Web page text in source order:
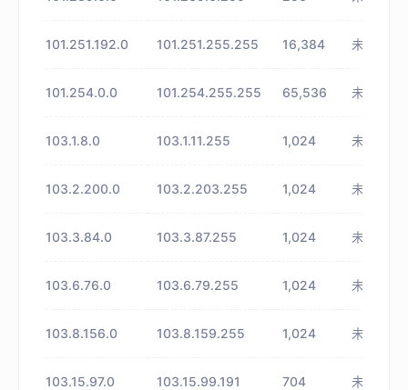
101.251.192.0 101.251.255.255 16,384 未知
101.254.0.0 101.254.255.255 65,536 未知
103.1.8.0 103.1.11.255 1,024 未知
103.2.200.0 103.2.203.255 1,024 未知
103.3.84.0 103.3.87.255 1,024 未知
103.6.76.0 103.6.79.255 1,024 未知
103.8.156.0 103.8.159.255 1,024 未知
103.15.97.0 103.15.99.191 704 未知